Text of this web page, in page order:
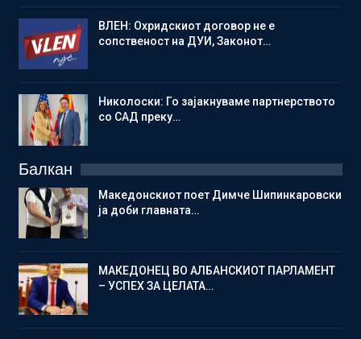
ВЛЕН: Охридскиот договор не е
сопственост на ДУИ, Законот…
Николоски: Го зајакнуваме партнерството
со САД преку…
Балкан
Македонскиот поет Димче Шипинкаровски
ја доби главната…
МАКЕДОНЕЦ ВО АЛБАНСКИОТ ПАРЛАМЕНТ
– УСПЕХ ЗА ЦЕЛАТА…